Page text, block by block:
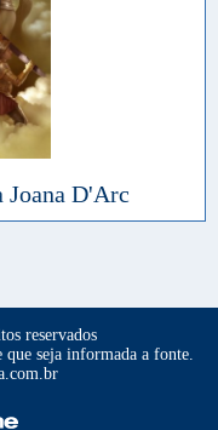
Joana D'Arc
reservados
que seja informada a fonte.